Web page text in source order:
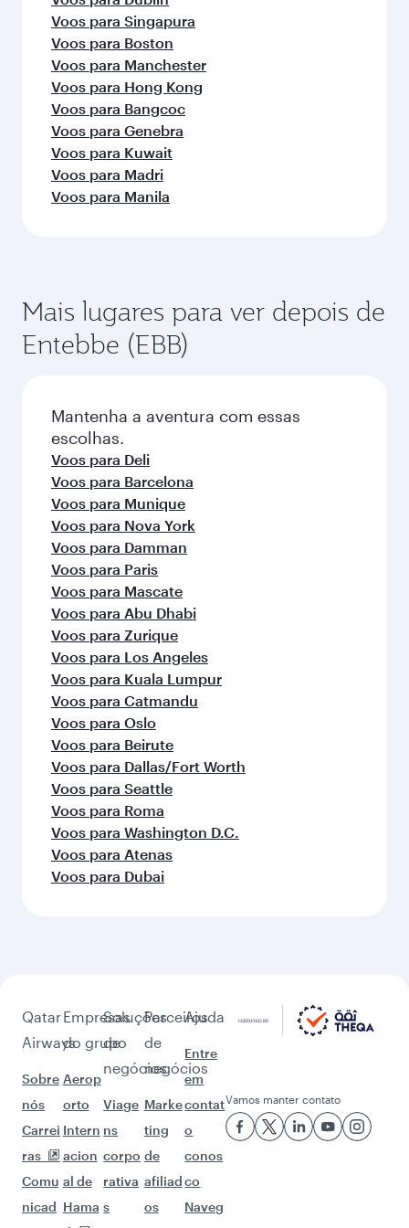
Voos para Singapura
Voos para Boston
Voos para Manchester
Voos para Hong Kong
Voos para Bangcoc
Voos para Genebra
Voos para Kuwait
Voos para Madri
Voos para Manila
Mais lugares para ver depois de
Entebbe (EBB)
Mantenha a aventura com essas
escolhas.
Voos para Deli
Voos para Barcelona
Voos para Munique
Voos para Nova York
Voos para Damman
Voos para Paris
Voos para Mascate
Voos para Abu Dhabi
Voos para Zurique
Voos para Los Angeles
Voos para Kuala Lumpur
Voos para Catmandu
Voos para Oslo
Voos para Beirute
Voos para Dallas/Fort Worth
Voos para Seattle
Voos para Roma
Voos para Washington D.C.
Voos para Atenas
Voos para Dubai
Qatar
Airways
Sobre
nós
Carrei
ras
Comu
nicad
Empresas
do grupo
Aerop
orto
Intern
acion
al de
Hama
Soluções
de
negócios
Viage
ns
corpo
rativa
s
Parceiros
de
negócios
Marke
ting
de
afiliad
os
Ajuda
Entre
em
contat
o
conos
co
Naveg
Vamos manter contato